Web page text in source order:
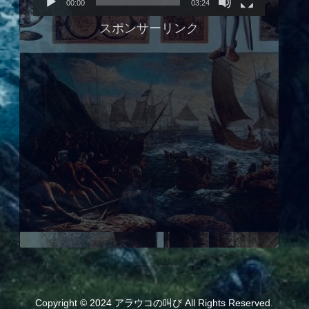
ヤ
ー
00:00 03:24
スポンサーリンク
Copyright © 2024 アラウコの叫び All Rights Reserved.